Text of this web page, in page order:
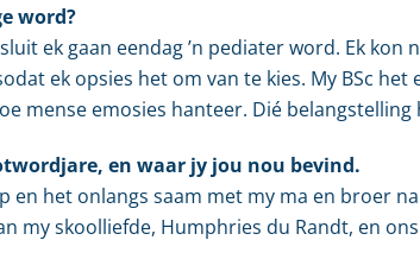
word?
ek gaan eendag ’n pediater word. Ek
ek opsies het om van te kies. My BSc
mense emosies hanteer. Dié
en waar jy jou nou bevind.
en het onlangs saam met my ma en broer
my skoolliefde, Humphries du Randt, en